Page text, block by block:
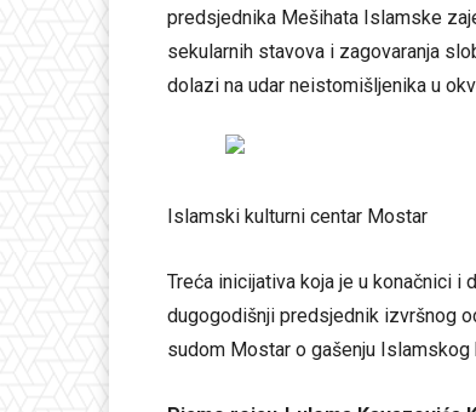
predsjednika Mešihata Islamske
sekularnih stavova i zagovaranja
dolazi na udar neistomišljenika u
Islamski kulturni centar Mostar
Treća inicijativa koja je u konačnici
dugogodišnji predsjednik izvršnog
sudom Mostar o gašenju Islamskog